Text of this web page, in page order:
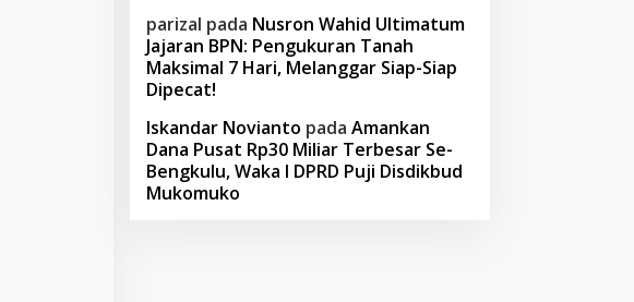
parizal pada Nusron Wahid Ultimatum
Jajaran BPN: Pengukuran Tanah
Maksimal 7 Hari, Melanggar Siap-Siap
Dipecat!
Iskandar Novianto pada Amankan
Dana Pusat Rp30 Miliar Terbesar Se-
Bengkulu, Waka I DPRD Puji Disdikbud
Mukomuko